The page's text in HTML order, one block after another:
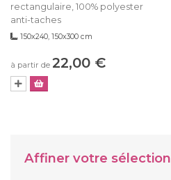
rectangulaire, 100% polyester
anti-taches
150x240, 150x300 cm
à partir de 22,00 €
Affiner votre sélection